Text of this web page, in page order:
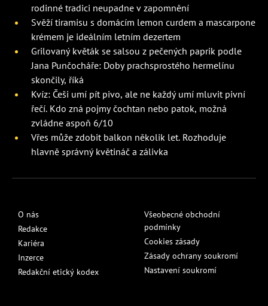
rodinné tradici neupadne v zapomnění
Svěží tiramisu s domácím lemon curdem a mascarpone
krémem je ideálním letním dezertem
Grilovaný květák se salsou z pečených paprik podle
Jana Punčocháře: Doby prachsprostého hermelínu
skončily, říká
Kvíz: Češi umí pít pivo, ale ne každý umí mluvit pivní
řečí. Kdo zná pojmy čochtan nebo patok, možná
zvládne aspoň 6/10
Vřes může zdobit balkon několik let. Rozhoduje
hlavně správný květináč a zálivka
O nás
Redakce
Kariéra
Inzerce
Redakční etický kodex
Všeobecné obchodní
podmínky
Cookies zásady
Zásady ochrany soukromí
Nastavení soukromí